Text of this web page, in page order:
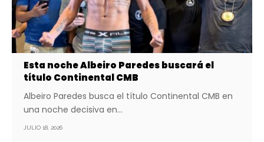
Esta noche Albeiro Paredes buscará el
título Continental CMB
Albeiro Paredes busca el título Continental CMB en
una noche decisiva en…
JULIO 18, 2026